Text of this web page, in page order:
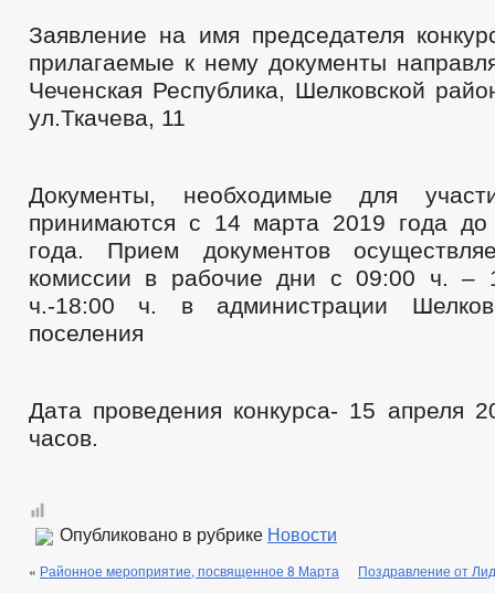
Заявление на имя председателя
прилагаемые к нему документы
Чеченская Республика, Шелковской
ул.Ткачева, 11
Документы, необходимые для
принимаются с 14 марта 2019 года
года. Прием документов
комиссии в рабочие дни с 09:00 ч. –
ч.-18:00 ч. в администрации
поселения
Дата проведения конкурса- 15 апреля
часов.
Опубликовано в рубрике Новости
« Районное мероприятие, посвященное 8 Марта Поздравление от